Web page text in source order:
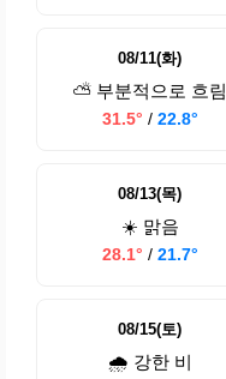
08/11(화)
⛅ 부분적으로 흐림
31.5° / 22.8°
08/13(목)
☀️ 맑음
28.1° / 21.7°
08/15(토)
🌧️ 강한 비